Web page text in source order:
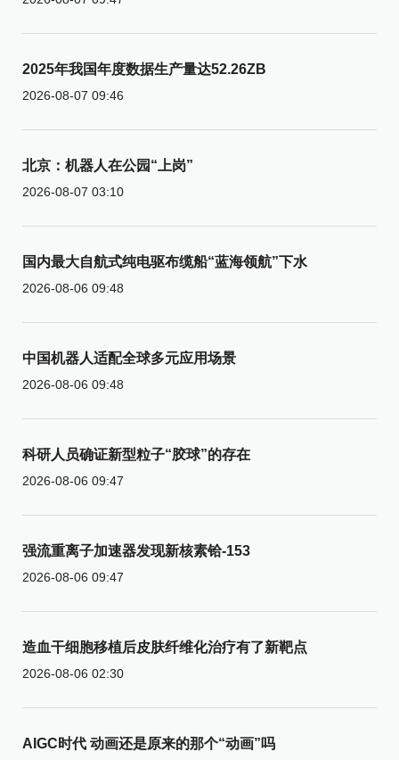
2025年我国年度数据生产量达52.26ZB
2026-08-07 09:46
北京：机器人在公园“上岗”
2026-08-07 03:10
国内最大自航式纯电驱布缆船“蓝海领航”下水
2026-08-06 09:48
中国机器人适配全球多元应用场景
2026-08-06 09:48
科研人员确证新型粒子“胶球”的存在
2026-08-06 09:47
强流重离子加速器发现新核素铪-153
2026-08-06 09:47
造血干细胞移植后皮肤纤维化治疗有了新靶点
2026-08-06 02:30
AIGC时代 动画还是原来的那个“动画”吗